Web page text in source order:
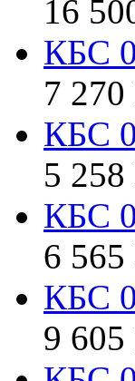
16
КБC
7 270
КБC
5 258
КБC
6 565
КБС
9 605